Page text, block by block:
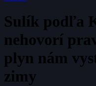
Sulík podľa
nehovorí
plyn nám
zimy